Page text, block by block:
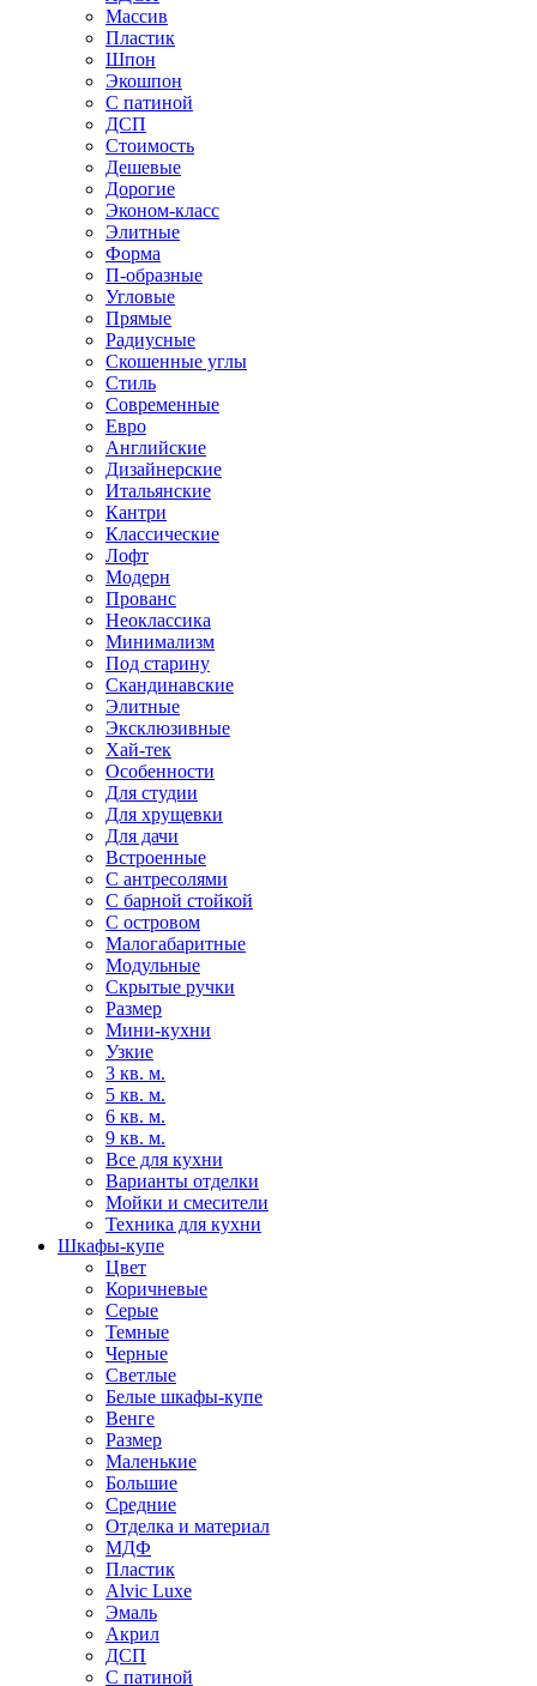
Массив
Пластик
Шпон
Экошпон
С патиной
ДСП
Стоимость
Дешевые
Дорогие
Эконом-класс
Элитные
Форма
П-образные
Угловые
Прямые
Радиусные
Скошенные углы
Стиль
Современные
Евро
Английские
Дизайнерские
Итальянские
Кантри
Классические
Лофт
Модерн
Прованс
Неоклассика
Минимализм
Под старину
Скандинавские
Элитные
Эксклюзивные
Хай-тек
Особенности
Для студии
Для хрущевки
Для дачи
Встроенные
С антресолями
С барной стойкой
С островом
Малогабаритные
Модульные
Скрытые ручки
Размер
Мини-кухни
Узкие
3 кв. м.
5 кв. м.
6 кв. м.
9 кв. м.
Все для кухни
Варианты отделки
Мойки и смесители
Техника для кухни
Шкафы-купе
Цвет
Коричневые
Серые
Темные
Черные
Светлые
Белые шкафы-купе
Венге
Размер
Маленькие
Большие
Средние
Отделка и материал
МДФ
Пластик
Alvic Luxe
Эмаль
Акрил
ДСП
С патиной